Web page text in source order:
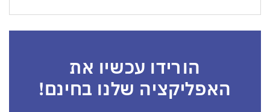
הורידו עכשיו את
האפליקציה שלנו בחינם!